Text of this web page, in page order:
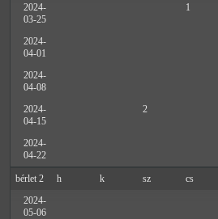
2024-
03-25
1
2024-
04-01
2024-
04-08
2024-
04-15
2
2024-
04-22
bérlet 2 h k sz cs
2024-
05-06